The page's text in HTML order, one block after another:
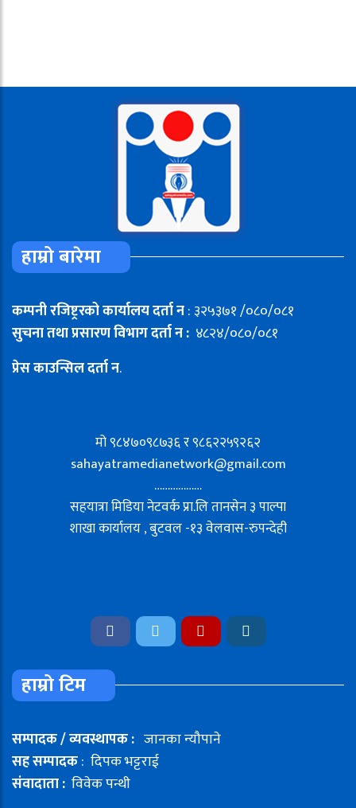
हाम्रो बारेमा
कम्पनी रजिष्ट्ररको कार्यालय दर्ता न: ३२५३७१ /०८०/०८१
सुचना तथा प्रसारण विभाग दर्ता न : ४८२४/०८०/०८१
प्रेस काउन्सिल दर्ता न.
मो ९८४७०९८७३६ र ९८६२२५९२६२
sahayatramedianetwork@gmail.com
………………
सहयात्रा मिडिया नेटवर्क प्रा.लि तानसेन ३ पाल्पा
शाखा कार्यालय , बुटवल -१३ वेलवास-रुपन्देही
हाम्रो टिम
सम्पादक / व्यवस्थापक : जानका न्यौपाने
सह सम्पादक: दिपक भट्टराई
संवादाता : विवेक पन्थी